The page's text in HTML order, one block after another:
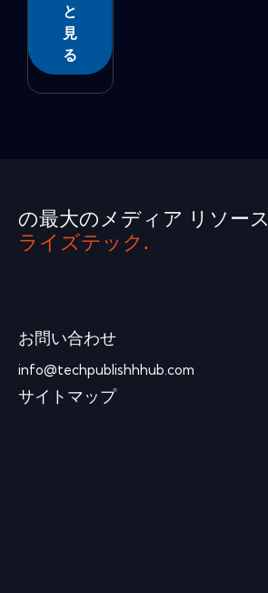
と
見
る
の最大のメディア リソース
ライズテック.
お問い合わせ
info@techpublishhhub.com
サイトマップ